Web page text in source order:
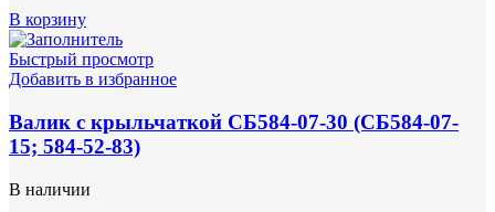
В корзину
Быстрый просмотр
Добавить в избранное
Валик с крыльчаткой СБ584-07-30 (СБ584-07-
15; 584-52-83)
В наличии